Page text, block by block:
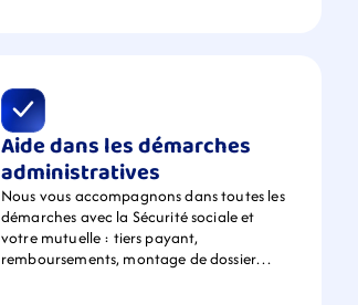
Aide dans les démarches
administratives
Nous vous accompagnons dans toutes les
démarches avec la Sécurité sociale et
votre mutuelle : tiers payant,
remboursements, montage de dossier…